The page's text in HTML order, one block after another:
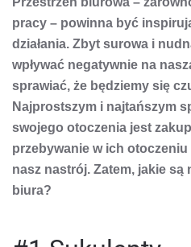
pracy – powinna być
działania. Zbyt surowa i
wpływać negatywnie na
sprawiać, że będziemy się
Najprostszym i najtańszym
swojego otoczenia jest
przebywanie w ich otoczeniu
nasz nastrój. Zatem, jakie są
biura?